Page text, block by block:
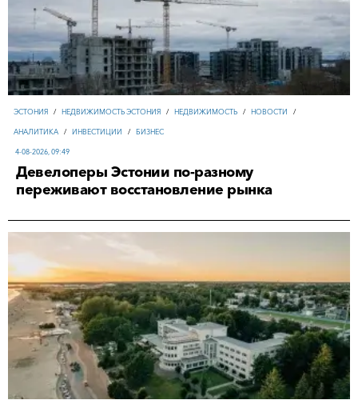
ЭСТОНИЯ / НЕДВИЖИМОСТЬ ЭСТОНИЯ / НЕДВИЖИМОСТЬ / НОВОСТИ /
АНАЛИТИКА / ИНВЕСТИЦИИ / БИЗНЕС
4-08-2026, 09:49
Девелоперы Эстонии по-разному
переживают восстановление рынка